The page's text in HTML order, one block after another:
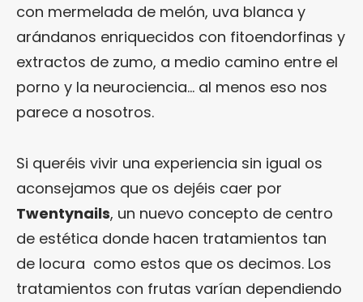
con mermelada de melón, uva blanca y
arándanos enriquecidos con fitoendorfinas y
extractos de zumo, a medio camino entre el
porno y la neurociencia… al menos eso nos
parece a nosotros.
Si queréis vivir una experiencia sin igual os
aconsejamos que os dejéis caer por
Twentynails, un nuevo concepto de centro
de estética donde hacen tratamientos tan
de locura como estos que os decimos. Los
tratamientos con frutas varían dependiendo